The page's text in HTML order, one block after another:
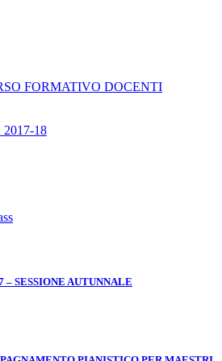
FORMATIVO DOCENTI
2017-18
– SESSIONE AUTUNNALE